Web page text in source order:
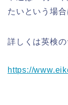
たいという場
詳しくは英検の
https://